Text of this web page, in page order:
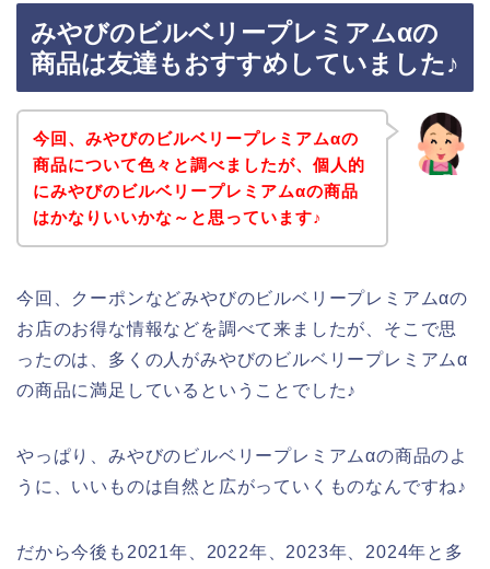
みやびのビルベリープレミアムαの
商品は友達もおすすめしていました♪
今回、みやびのビルベリープレミアムαの
商品について色々と調べましたが、個人的
にみやびのビルベリープレミアムαの商品
はかなりいいかな～と思っています♪
今回、クーポンなどみやびのビルベリープレミアムαの
お店のお得な情報などを調べて来ましたが、そこで思
ったのは、多くの人がみやびのビルベリープレミアムα
の商品に満足しているということでした♪
やっぱり、みやびのビルベリープレミアムαの商品のよ
うに、いいものは自然と広がっていくものなんですね♪
だから今後も2021年、2022年、2023年、2024年と多